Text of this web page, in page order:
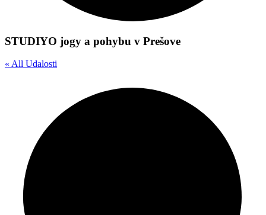
STUDIYO jogy a pohybu v Prešove
« All Udalosti